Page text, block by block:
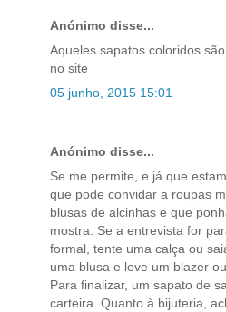
Anónimo disse...
Aqueles sapatos coloridos
no site
05 junho, 2015 15:01
Anónimo disse...
Se me permite, e já que
que pode convidar a roupas
blusas de alcinhas e que
mostra. Se a entrevista for
formal, tente uma calça ou
uma blusa e leve um blazer
Para finalizar, um sapato de
carteira. Quanto à bijuteria,